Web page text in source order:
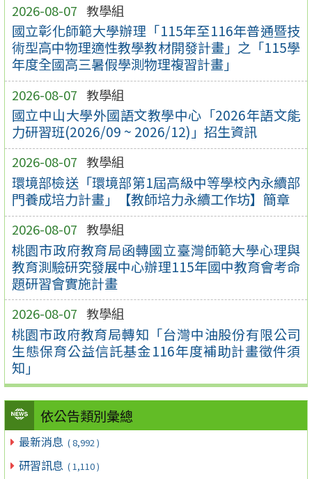
2026-08-07 教學組
國立彰化師範大學辦理「115年至116年普通暨技
術型高中物理適性教學教材開發計畫」之「115學
年度全國高三暑假學測物理複習計畫」
2026-08-07 教學組
國立中山大學外國語文教學中心「2026年語文能
力研習班(2026/09 ~ 2026/12)」招生資訊
2026-08-07 教學組
環境部檢送「環境部第1屆高級中等學校內永續部
門養成培力計畫」【教師培力永續工作坊】簡章
2026-08-07 教學組
桃園市政府教育局函轉國立臺灣師範大學心理與
教育測驗研究發展中心辦理115年國中教育會考命
題研習會實施計畫
2026-08-07 教學組
桃園市政府教育局轉知「台灣中油股份有限公司
生態保育公益信託基金116年度補助計畫徵件須
知」
依公告類別彙總
最新消息 ( 8,992 )
研習訊息 ( 1,110 )